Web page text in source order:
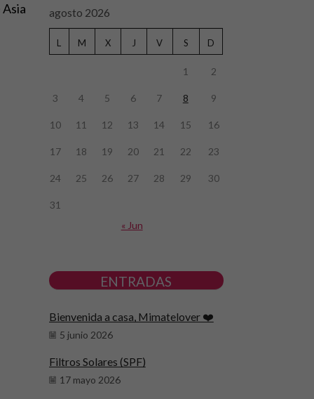
agosto 2026
L M X J V S D
1 2
3 4 5 6 7 8 9
10 11 12 13 14 15 16
17 18 19 20 21 22 23
24 25 26 27 28 29 30
31
« Jun
ENTRADAS
Bienvenida a casa, Mimatelover ❤️
5 junio 2026
Filtros Solares (SPF)
17 mayo 2026